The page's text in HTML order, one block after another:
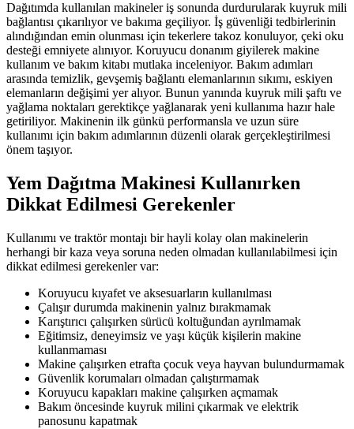
Dağıtımda kullanılan makineler iş sonunda durdurularak kuyruk mili
bağlantısı çıkarılıyor ve bakıma geçiliyor. İş güvenliği tedbirlerinin
alındığından emin olunması için tekerlere takoz konuluyor, çeki oku
desteği emniyete alınıyor. Koruyucu donanım giyilerek makine
kullanım ve bakım kitabı mutlaka inceleniyor. Bakım adımları
arasında temizlik, gevşemiş bağlantı elemanlarının sıkımı, eskiyen
elemanların değişimi yer alıyor. Bunun yanında kuyruk mili şaftı ve
yağlama noktaları gerektikçe yağlanarak yeni kullanıma hazır hale
getiriliyor. Makinenin ilk günkü performansla ve uzun süre
kullanımı için bakım adımlarının düzenli olarak gerçekleştirilmesi
önem taşıyor.
Yem Dağıtma Makinesi Kullanırken
Dikkat Edilmesi Gerekenler
Kullanımı ve traktör montajı bir hayli kolay olan makinelerin
herhangi bir kaza veya soruna neden olmadan kullanılabilmesi için
dikkat edilmesi gerekenler var:
Koruyucu kıyafet ve aksesuarların kullanılması
Çalışır durumda makinenin yalnız bırakmamak
Karıştırıcı çalışırken sürücü koltuğundan ayrılmamak
Eğitimsiz, deneyimsiz ve yaşı küçük kişilerin makine
kullanmaması
Makine çalışırken etrafta çocuk veya hayvan bulundurmamak
Güvenlik korumaları olmadan çalıştırmamak
Koruyucu kapakları makine çalışırken açmamak
Bakım öncesinde kuyruk milini çıkarmak ve elektrik
panosunu kapatmak